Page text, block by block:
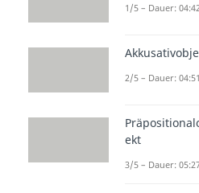
Du
Prädikat
1/5 – Dauer: 04:42
2/5 – Dauer: 04:51
ekt
3/5 – Dauer: